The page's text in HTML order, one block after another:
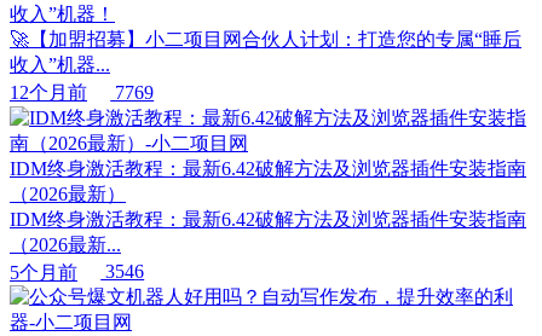
收入”机器！
🚀【加盟招募】小二项目网合伙人计划：打造您的专属“睡后
收入”机器...
12个月前
7769
IDM终身激活教程：最新6.42破解方法及浏览器插件安装指南
（2026最新）
IDM终身激活教程：最新6.42破解方法及浏览器插件安装指南
（2026最新...
5个月前
3546